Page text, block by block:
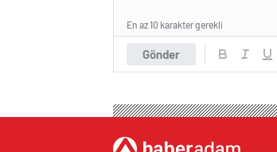
Gönder
En az 10 karakter gerekli